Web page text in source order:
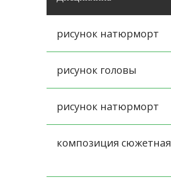
рисунок натюрморт
рисунок головы
рисунок натюрморт
композиция сюжетная